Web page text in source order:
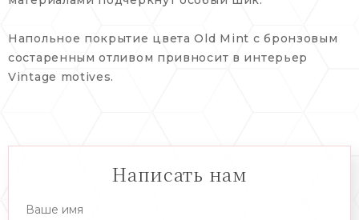
Напольное покрытие цвета Old Mint c бронзовым
состаренным отливом привносит в интерьер
Vintage motives.
Написать нам